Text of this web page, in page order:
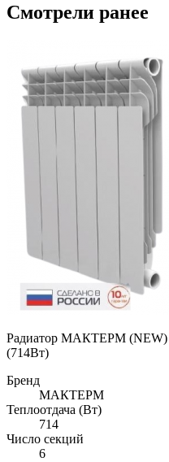
Смотрели ранее
Радиатор МАКТЕРМ (NEW)
(714Вт)
Бренд
МАКТЕРМ
Теплоотдача (Вт)
714
Число секций
6